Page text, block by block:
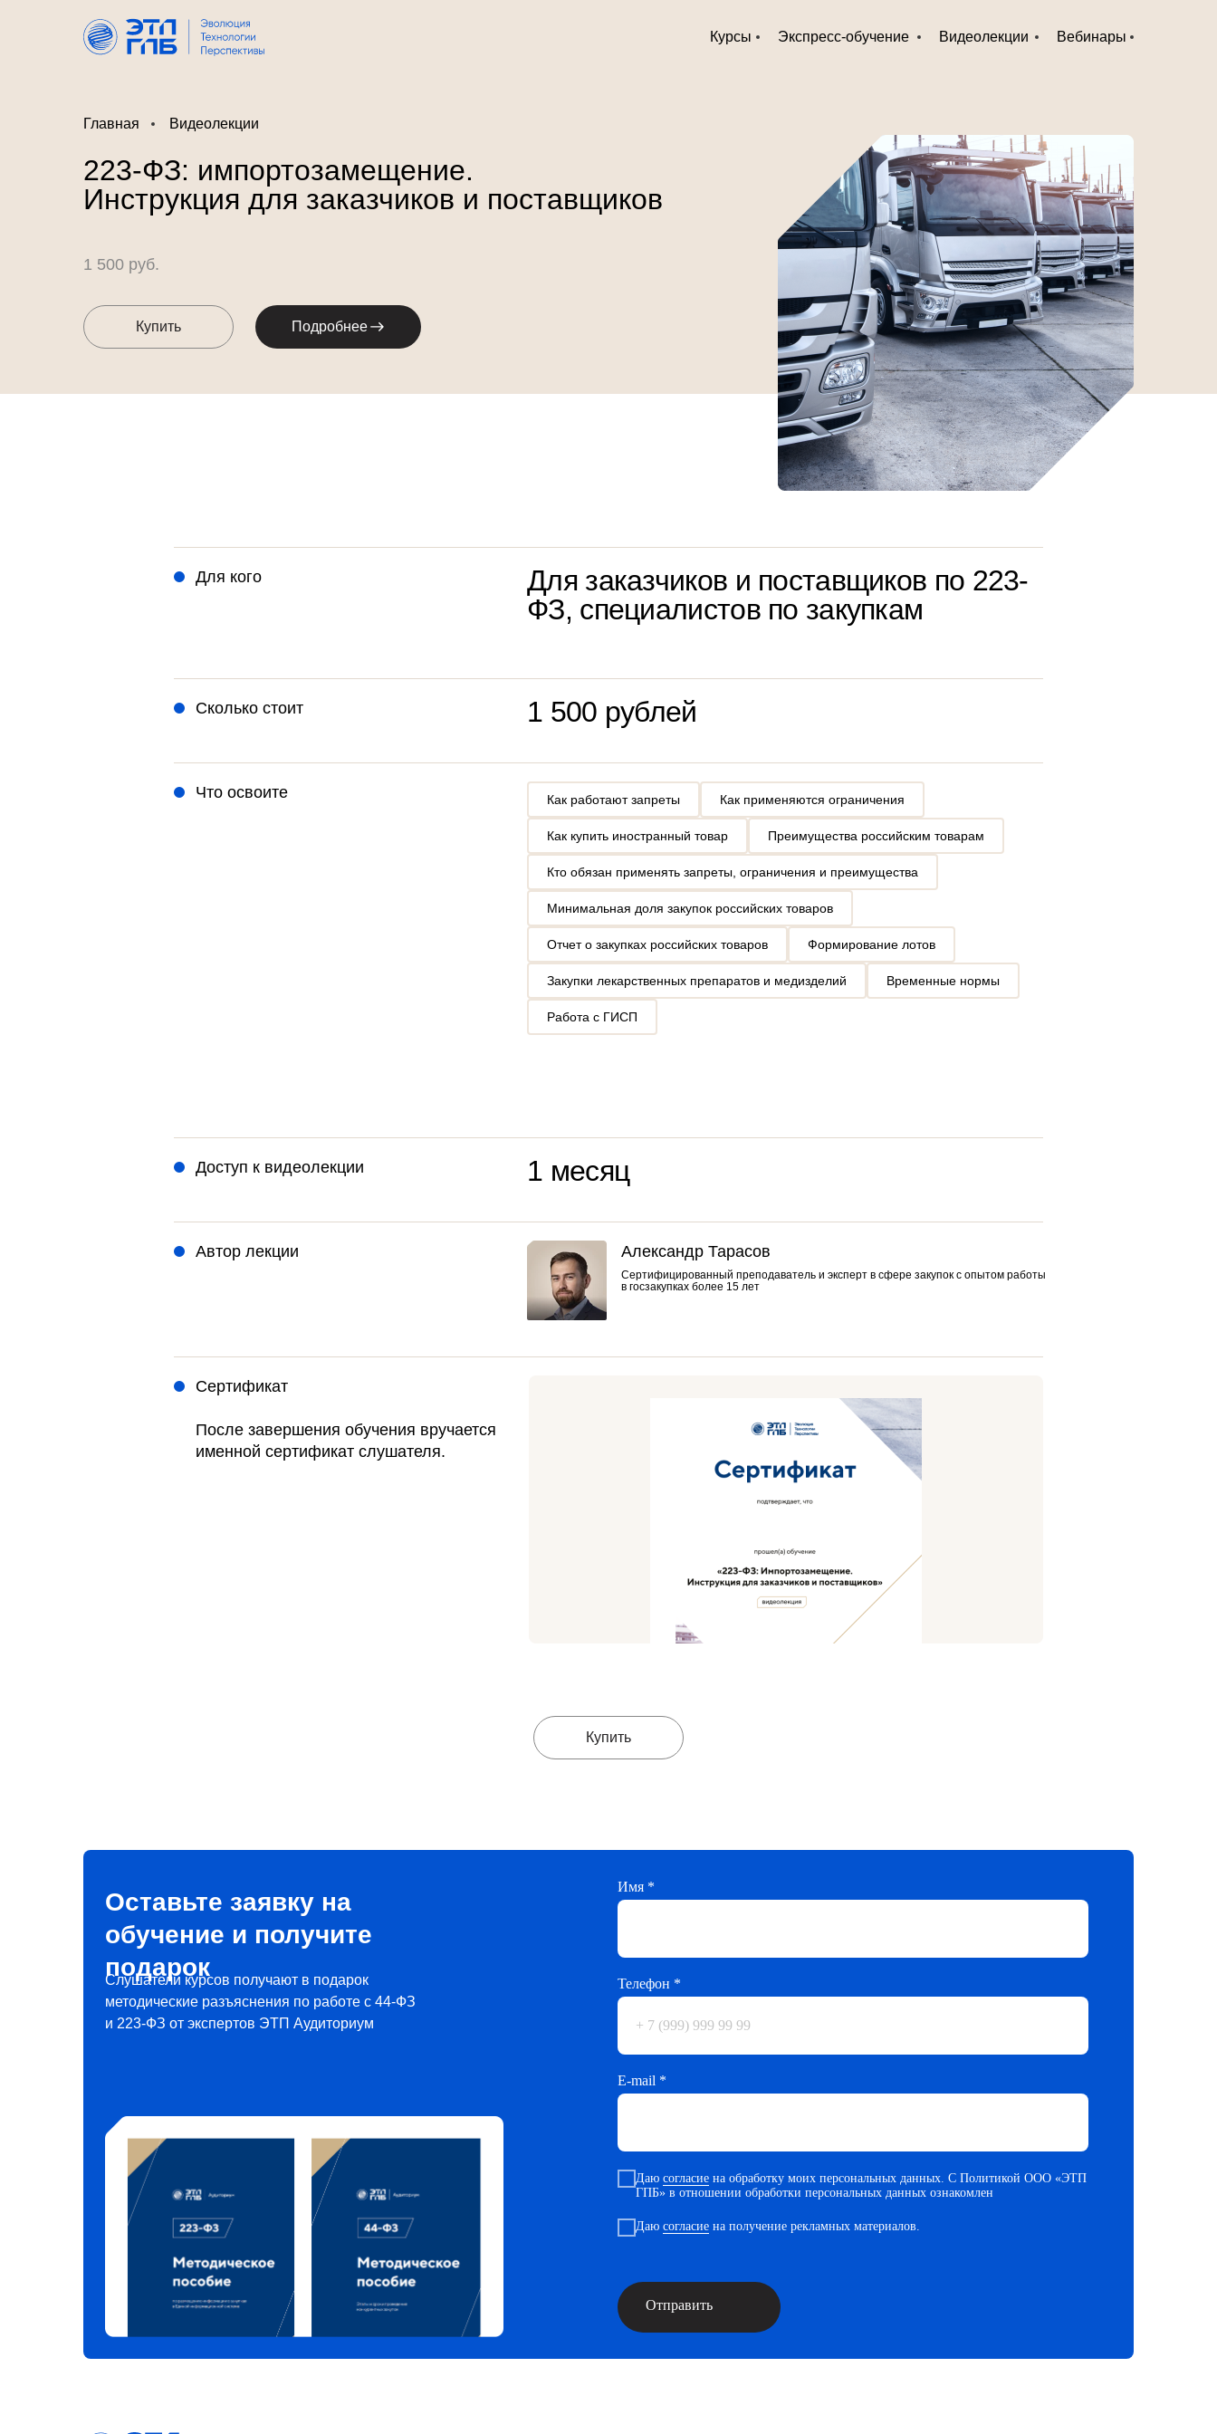
223-ФЗ: импортозамещение.
Инструкция для заказчиков и поставщиков
Курсы Экспресс-обучение Видеолекции Вебинары
Видеолекции
Главная
1 500 руб.
Купить Подробнее
Для заказчиков и поставщиков по 223-
ФЗ, специалистов по закупкам
Для кого
1 500 рублей
Сколько стоит
Что освоите
1 месяц
Доступ к видеолекции
Автор лекции Александр Тарасов
Сертифицированный преподаватель и эксперт в сфере закупок с опытом работы
в госзакупках более 15 лет
Сертификат
После завершения обучения вручается
именной сертификат слушателя.
Как работают запреты Как применяются ограничения
Как купить иностранный товар Преимущества российским товарам
Кто обязан применять запреты, ограничения и преимущества
Минимальная доля закупок российских товаров
Отчет о закупках российских товаров Формирование лотов
Закупки лекарственных препаратов и медизделий Временные нормы
Работа с ГИСП
Купить
Оставьте заявку на
обучение и получите
подарок
Слушатели курсов получают в подарок
методические разъяснения по работе с 44-ФЗ
и 223-ФЗ от экспертов ЭТП Аудиториум
Имя *
Телефон *
E-mail *
Даю согласие на обработку моих персональных данных. С Политикой ООО «ЭТП
ГПБ» в отношении обработки персональных данных ознакомлен
Даю согласие на получение рекламных материалов.
Отправить